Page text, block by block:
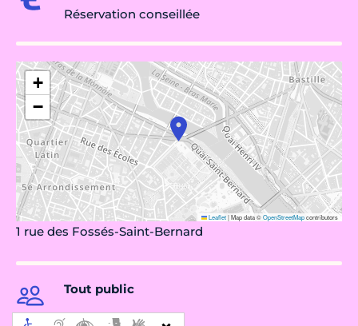
Réservation conseillée
+
−
Leaflet|Map data ©OpenStreetMapcontributors
1 rue des Fossés-Saint-Bernard
Tout public